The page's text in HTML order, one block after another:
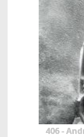
406 -